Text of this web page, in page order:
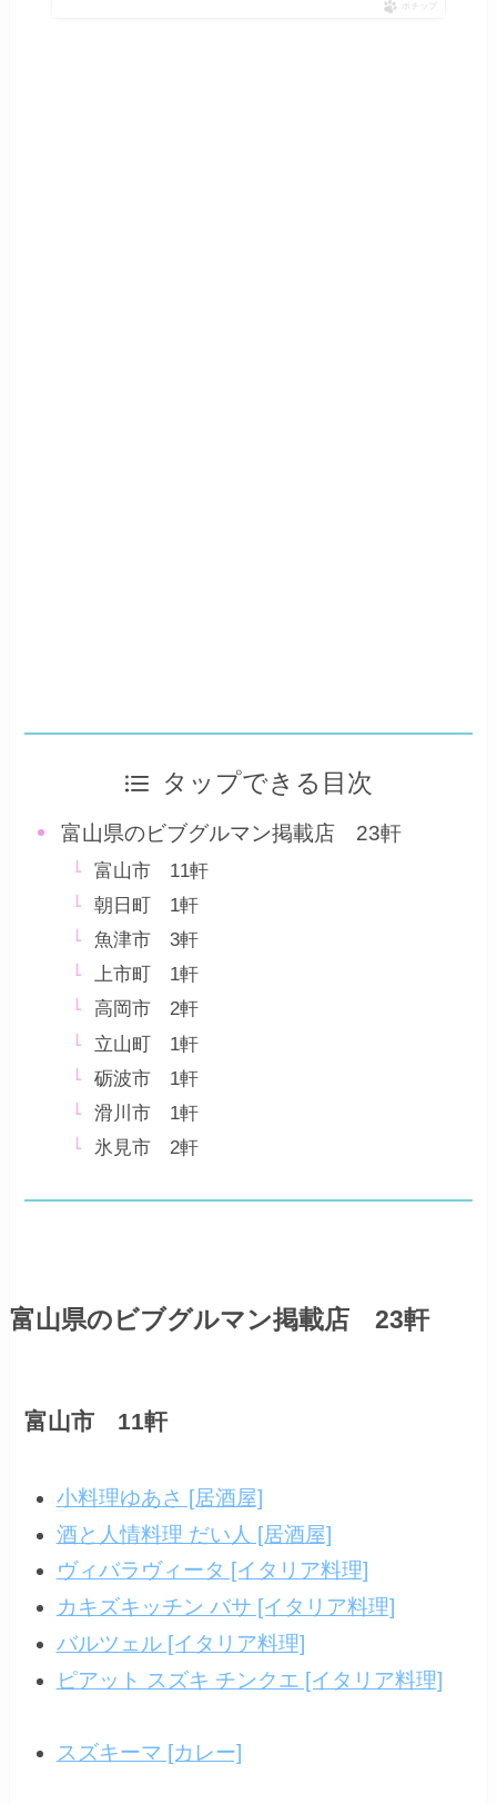
ポチップ
タップできる目次
富山県のビブグルマン掲載店 23軒
富山市 11軒
朝日町 1軒
魚津市 3軒
上市町 1軒
高岡市 2軒
立山町 1軒
砺波市 1軒
滑川市 1軒
氷見市 2軒
富山県のビブグルマン掲載店 23軒
富山市 11軒
小料理ゆあさ [居酒屋]
酒と人情料理 だい人 [居酒屋]
ヴィバラヴィータ [イタリア料理]
カキズキッチン バサ [イタリア料理]
バルツェル [イタリア料理]
ピアット スズキ チンクエ [イタリア料理]
スズキーマ [カレー]